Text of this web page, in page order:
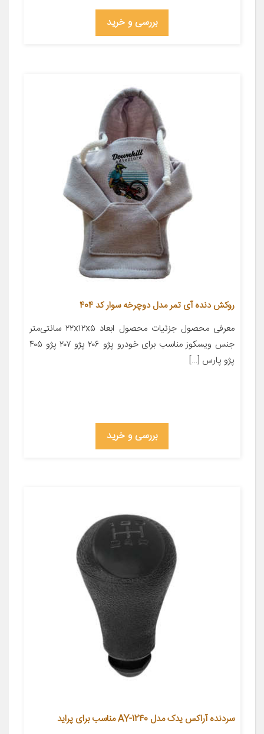
بررسی و خرید
روکش دنده آی تمر مدل دوچرخه سوار کد 404
معرفی محصول جزئیات محصول ابعاد ۲۲x۱۲x۵ سانتی‌متر
جنس ویسکوز مناسب برای خودرو پژو ۲۰۶ پژو ۲۰۷ پژو ۴۰۵
پژو پارس […]
بررسی و خرید
سردنده آراکس یدک مدل AY-1240 مناسب برای پراید